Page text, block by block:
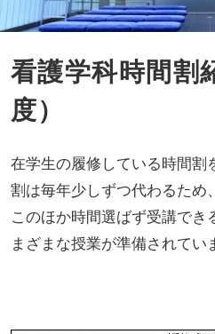
看護学科時間割
度）
在学生の履修している時間割
割は毎年少しずつ代わるため
このほか時間選ばず受講でき
まざまな授業が準備されてい